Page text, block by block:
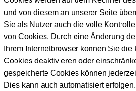
und von diesem an unserer Seite
Sie als Nutzer auch die volle
von Cookies. Durch eine Änderung
Ihrem Internetbrowser können Sie die
Cookies deaktivieren oder
gespeicherte Cookies können
Dies kann auch automatisiert